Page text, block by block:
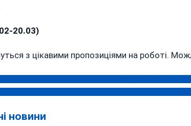
20.03)
з цікавими пропозиціями на роботі.
новини